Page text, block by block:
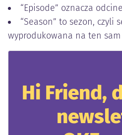
“Episode” oznacza
“Season” to sezon, czyli
wyprodukowana na ten sam
Hi Friend,